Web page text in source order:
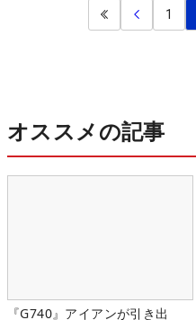
1
オススメの記事
『G740』アイアンが引き出